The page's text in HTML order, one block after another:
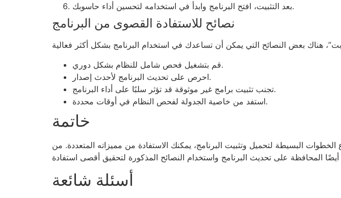
بعد التثبيت، افتح البرنامج وابدأ في استخدامه لتحسين أداء حاسوبك.
نصائح للاستفادة القصوى من البرنامج
قم بتشغيل فحص شامل للنظام بشكل دوري.
احرص على تحديث البرنامج لأحدث إصدار.
تجنب تثبيت برامج غير موثوقة قد تؤثر سلبًا على أداء البرنامج.
استفد من خاصية الجدولة لفحص النظام في أوقات محددة.
خاتمة
البسيطة لتحميل وتثبيت البرنامج، يمكنك الاستفادة من مميزاته المتعددة. من
أسئلة شائعة